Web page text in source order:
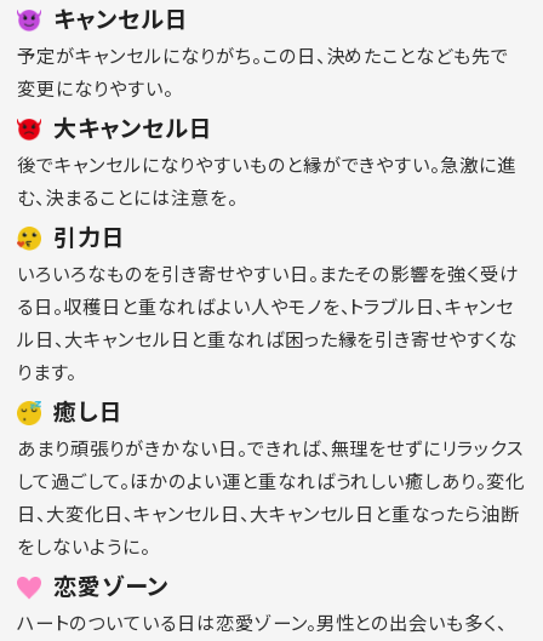
キャンセル日
予定がキャンセルになりがち。この日、決めたことなども先で
変更になりやすい。
大キャンセル日
後でキャンセルになりやすいものと縁ができやすい。急激に進
む、決まることには注意を。
引力日
いろいろなものを引き寄せやすい日。またその影響を強く受け
る日。収穫日と重なればよい人やモノを、トラブル日、キャンセ
ル日、大キャンセル日と重なれば困った縁を引き寄せやすくな
ります。
癒し日
あまり頑張りがきかない日。できれば、無理をせずにリラックス
して過ごして。ほかのよい運と重なればうれしい癒しあり。変化
日、大変化日、キャンセル日、大キャンセル日と重なったら油断
をしないように。
恋愛ゾーン
ハートのついている日は恋愛ゾーン。男性との出会いも多く、